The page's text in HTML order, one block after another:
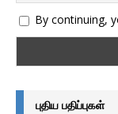
By continuing,
புதிய பதிப்புகள்